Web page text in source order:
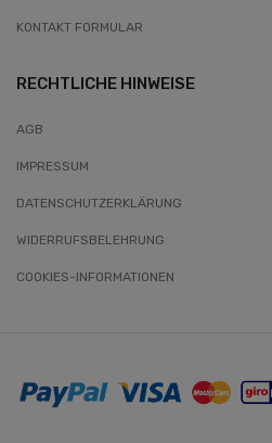
KONTAKT FORMULAR
RECHTLICHE HINWEISE
AGB
IMPRESSUM
DATENSCHUTZERKLÄRUNG
WIDERRUFSBELEHRUNG
COOKIES-INFORMATIONEN